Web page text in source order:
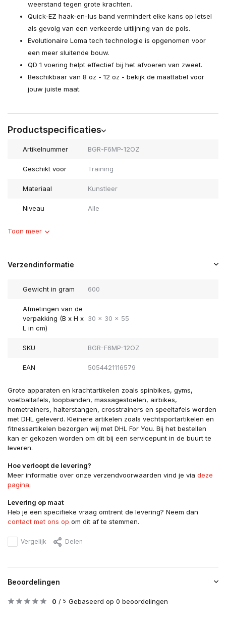
weerstand tegen grote krachten.
Quick-EZ haak-en-lus band vermindert elke kans op letsel
als gevolg van een verkeerde uitlijning van de pols.
Evolutionaire Loma tech technologie is opgenomen voor
een meer sluitende bouw.
QD 1 voering helpt effectief bij het afvoeren van zweet.
Beschikbaar van 8 oz - 12 oz - bekijk de maattabel voor
jouw juiste maat.
Productspecificaties
Artikelnummer BGR-F6MP-12OZ
Geschikt voor Training
Materiaal Kunstleer
Niveau Alle
Toon meer
Verzendinformatie
Gewicht in gram 600
Afmetingen van de
verpakking (B x H x
L in cm)
30 x 30 x 55
SKU BGR-F6MP-12OZ
EAN 5054421116579
Grote apparaten en krachtartikelen zoals spinbikes, gyms,
voetbaltafels, loopbanden, massagestoelen, airbikes,
hometrainers, halterstangen, crosstrainers en speeltafels worden
met DHL geleverd. Kleinere artikelen zoals vechtsportartikelen en
fitnessartikelen bezorgen wij met DHL For You. Bij het bestellen
kan er gekozen worden om dit bij een servicepunt in de buurt te
leveren.
Hoe verloopt de levering?
Meer informatie over onze verzendvoorwaarden vind je via deze
pagina.
Levering op maat
Heb je een specifieke vraag omtrent de levering? Neem dan
contact met ons op om dit af te stemmen.
Vergelijk Delen
Beoordelingen
0 / 5 Gebaseerd op 0 beoordelingen